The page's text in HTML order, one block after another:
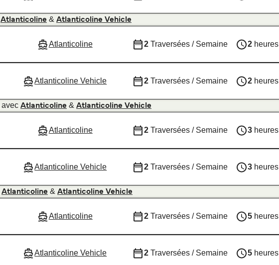
Atlanticoline & Atlanticoline Vehicle
Atlanticoline 2Traversées / Semaine 2heures
Atlanticoline Vehicle 2Traversées / Semaine 2heures
avec Atlanticoline & Atlanticoline Vehicle
Atlanticoline 2Traversées / Semaine 3heures
Atlanticoline Vehicle 2Traversées / Semaine 3heures
Atlanticoline & Atlanticoline Vehicle
Atlanticoline 2Traversées / Semaine 5heures
Atlanticoline Vehicle 2Traversées / Semaine 5heures